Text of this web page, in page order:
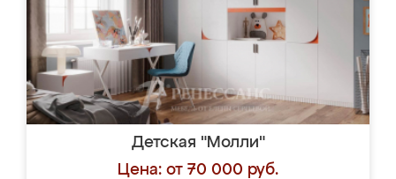
Детская "Молли"
Цена: от 70 000 руб.